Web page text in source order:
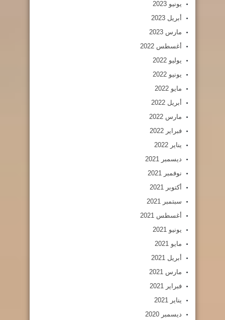
يونيو 2023
أبريل 2023
مارس 2023
أغسطس 2022
يوليو 2022
يونيو 2022
مايو 2022
أبريل 2022
مارس 2022
فبراير 2022
يناير 2022
ديسمبر 2021
نوفمبر 2021
أكتوبر 2021
سبتمبر 2021
أغسطس 2021
يونيو 2021
مايو 2021
أبريل 2021
مارس 2021
فبراير 2021
يناير 2021
ديسمبر 2020